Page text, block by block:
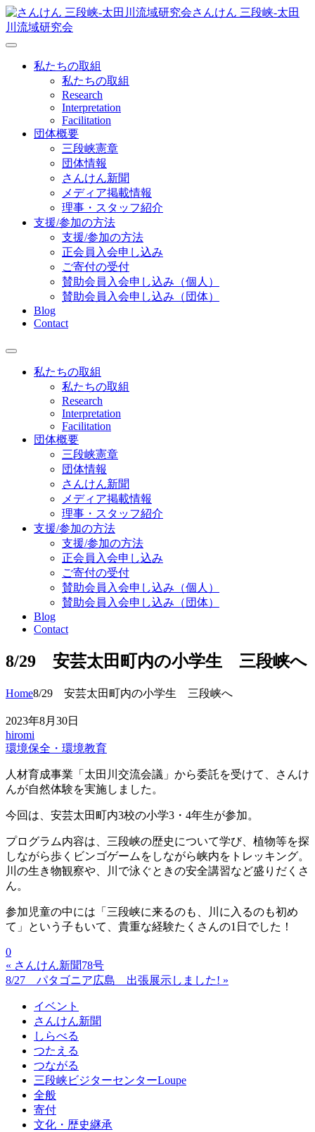
さんけん 三段峡‐太田
川流域研究会
私たちの取組
私たちの取組
Research
Interpretation
Facilitation
団体概要
三段峡憲章
団体情報
さんけん新聞
メディア掲載情報
理事・スタッフ紹介
支援/参加の方法
支援/参加の方法
正会員入会申し込み
ご寄付の受付
賛助会員入会申し込み（個人）
賛助会員入会申し込み（団体）
Blog
Contact
私たちの取組
私たちの取組
Research
Interpretation
Facilitation
団体概要
三段峡憲章
団体情報
さんけん新聞
メディア掲載情報
理事・スタッフ紹介
支援/参加の方法
支援/参加の方法
正会員入会申し込み
ご寄付の受付
賛助会員入会申し込み（個人）
賛助会員入会申し込み（団体）
Blog
Contact
8/29 安芸太田町内の小学生 三段峡へ
Home8/29 安芸太田町内の小学生 三段峡へ
2023年8月30日
hiromi
環境保全・環境教育
人材育成事業「太田川交流会議」から委託を受けて、さんけ
んが自然体験を実施しました。
今回は、安芸太田町内3校の小学3・4年生が参加。
プログラム内容は、三段峡の歴史について学び、植物等を探
しながら歩くビンゴゲームをしながら峡内をトレッキング。
川の生き物観察や、川で泳ぐときの安全講習など盛りだくさ
ん。
参加児童の中には「三段峡に来るのも、川に入るのも初め
て」という子もいて、貴重な経験たくさんの1日でした！
0
« さんけん新聞78号
8/27 パタゴニア広島 出張展示しました! »
イベント
さんけん新聞
しらべる
つたえる
つながる
三段峡ビジターセンターLoupe
全般
寄付
文化・歴史継承